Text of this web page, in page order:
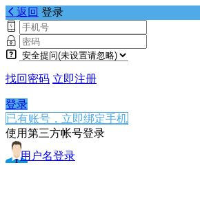
返回 登录
找回密码 立即注册
登录
已有账号，立即绑定手机
使用第三方帐号登录
用户名登录